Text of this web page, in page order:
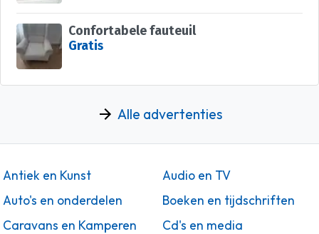
Confortabele fauteuil
Gratis
Alle advertenties
Antiek en Kunst
Audio en TV
Auto's en onderdelen
Boeken en tijdschriften
Caravans en Kamperen
Cd's en media